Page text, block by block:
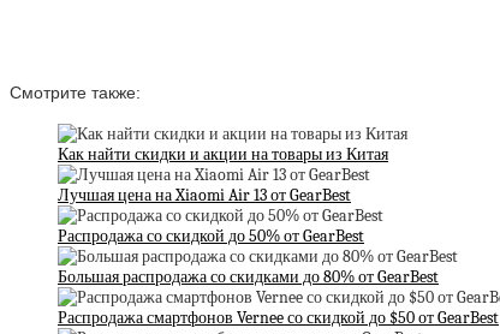
Смотрите также:
Как найти скидки и акции на товары из Китая
Лучшая цена на Xiaomi Air 13 от GearBest
Распродажа со скидкой до 50% от GearBest
Большая распродажа со скидками до 80% от GearBest
Распродажа смартфонов Vernee со скидкой до $50 от GearBest